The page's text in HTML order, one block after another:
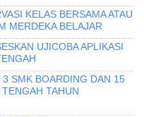
KELAS BERSAMA ATAU
MERDEKA BELAJAR
UJICOBA APLIKASI
SMK BOARDING DAN 15
TAHUN